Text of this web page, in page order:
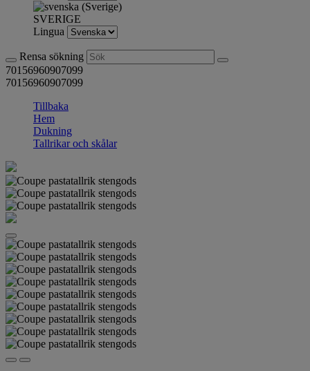
SVERIGE
Lingua
Rensa sökning
70156960907099
70156960907099
Tillbaka
Hem
Dukning
Tallrikar och skålar